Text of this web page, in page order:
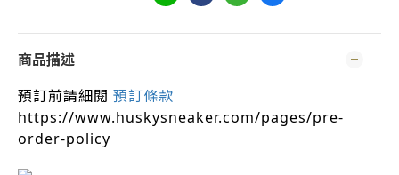
商品描述
預訂前請細閱 預訂條款
https://www.huskysneaker.com/pages/pre-
order-policy